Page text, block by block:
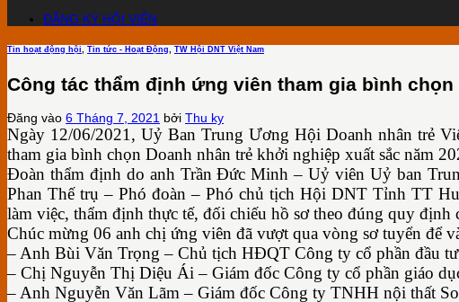
ĐĂNG KÝ HỘI VIÊN
Tin hoạt động hội, Tin tức - Hoạt Động, TW Hội DNT Việt Nam
Công tác thẩm định ứng viên tham gia bình
Đăng vào 6 Tháng 7, 2021 bởi Thu ky
Ngày 12/06/2021, Uỷ Ban Trung Ương Hội Doanh nhân trẻ
tham gia bình chọn Doanh nhân trẻ khởi nghiệp xuất sắc năm
Đoàn thẩm định do anh Trần Đức Minh – Uỷ viên Uỷ ban
Phan Thế trụ – Phó đoàn – Phó chủ tịch Hội DNT Tỉnh TT
làm việc, thẩm định thực tế, đối chiếu hồ sơ theo đúng quy
Chúc mừng 06 anh chị ứng viên đã vượt qua vòng sơ tuyển để
– Anh Bùi Văn Trọng – Chủ tịch HĐQT Công ty cổ phần đầu
– Chị Nguyễn Thị Diệu Ái – Giám đốc Công ty cổ phần giáo
– Anh Nguyễn Văn Lãm – Giám đốc Công ty TNHH nội thất